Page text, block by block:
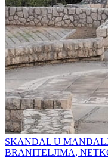
SKANDAL U
BRANITELJIMA,